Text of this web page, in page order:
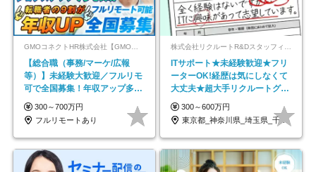
GMOコネクトHR株式会社【GMOインターネットグループ】
【総合職（事務/マーケ/広報
等）】未経験大歓迎／フルリモ
可で全国募集！年収アップ多数
★年休最大130日★
300～700万円
フルリモートあり
株式会社リクルートR&Dスタッフィング【リクルートグループ】
ITサポート★未経験歓迎★フリ
ーターOK!経歴は気にしなくて
大丈夫★超大手リクルートグル
ープの正社員/sg
300～600万円
東京都_神奈川県_埼玉県_千葉県_大阪府…